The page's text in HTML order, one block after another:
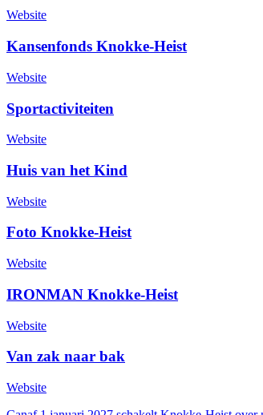
Website
Kansenfonds Knokke-Heist
Website
Sportactiviteiten
Website
Huis van het Kind
Website
Foto Knokke-Heist
Website
IRONMAN Knokke-Heist
Website
Van zak naar bak
Website